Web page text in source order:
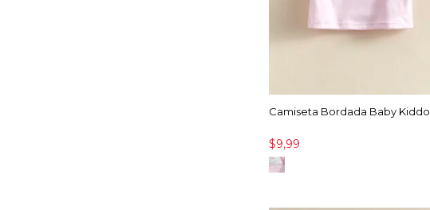
Camiseta Bordada Baby Kiddo
$9,99